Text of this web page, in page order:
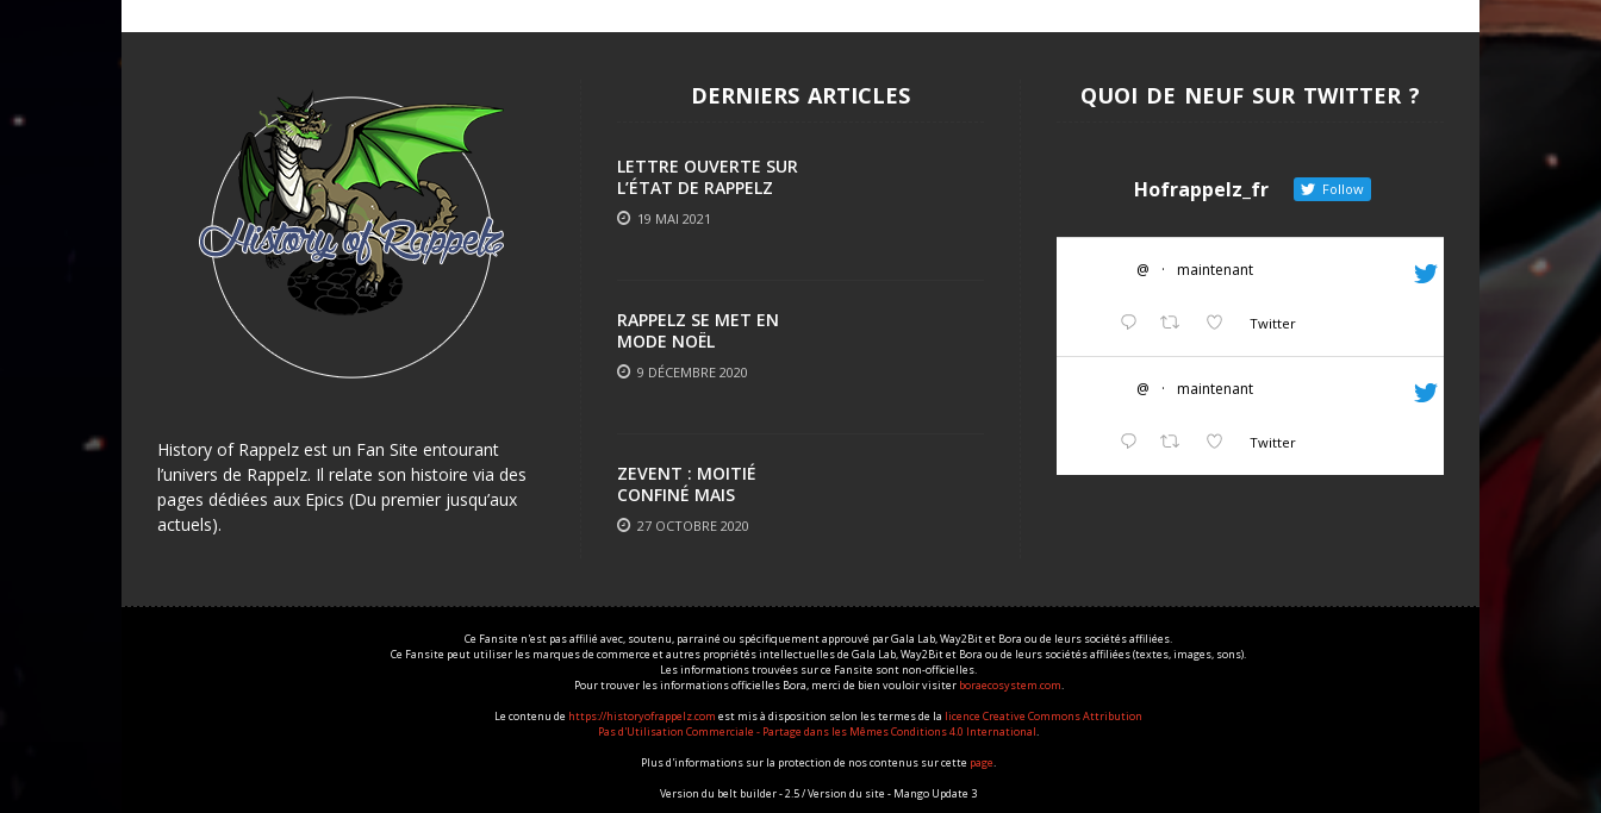
History of Rappelz est un Fan Site entourant
l’univers de Rappelz. Il relate son histoire via des
pages dédiées aux Epics (Du premier jusqu’aux
actuels).
DERNIERS ARTICLES
LETTRE OUVERTE SUR
L’ÉTAT DE RAPPELZ
19 MAI 2021
RAPPELZ SE MET EN
MODE NOËL
9 DÉCEMBRE 2020
ZEVENT : MOITIÉ
CONFINÉ MAIS
TOUJOURS AUSSI FUN
27 OCTOBRE 2020
QUOI DE NEUF SUR TWITTER ?
Hofrappelz_fr Follow
@ · maintenant
Twitter
@ · maintenant
Twitter
Ce Fansite n'est pas affilié avec, soutenu, parrainé ou spécifiquement approuvé par Gala Lab, Way2Bit et Bora ou de leurs sociétés affiliées.
Ce Fansite peut utiliser les marques de commerce et autres propriétés intellectuelles de Gala Lab, Way2Bit et Bora ou de leurs sociétés affiliées (textes, images, sons).
Les informations trouvées sur ce Fansite sont non-officielles.
Pour trouver les informations officielles Bora, merci de bien vouloir visiter boraecosystem.com.
Le contenu de https://historyofrappelz.com est mis à disposition selon les termes de la licence Creative Commons Attribution
Pas d'Utilisation Commerciale - Partage dans les Mêmes Conditions 4.0 International.
Plus d'informations sur la protection de nos contenus sur cette page.
Version du belt builder - 2.5 / Version du site - Mango Update 3